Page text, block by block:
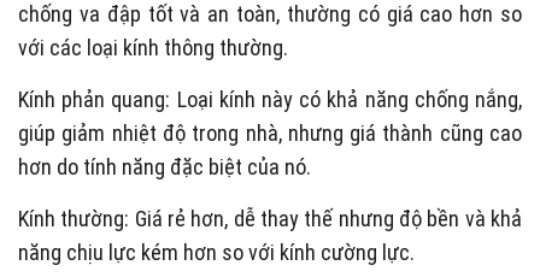
chống va đập tốt và an toàn, thường có giá cao hơn so
với các loại kính thông thường.
Kính phản quang: Loại kính này có khả năng chống nắng,
giúp giảm nhiệt độ trong nhà, nhưng giá thành cũng cao
hơn do tính năng đặc biệt của nó.
Kính thường: Giá rẻ hơn, dễ thay thế nhưng độ bền và khả
năng chịu lực kém hơn so với kính cường lực.